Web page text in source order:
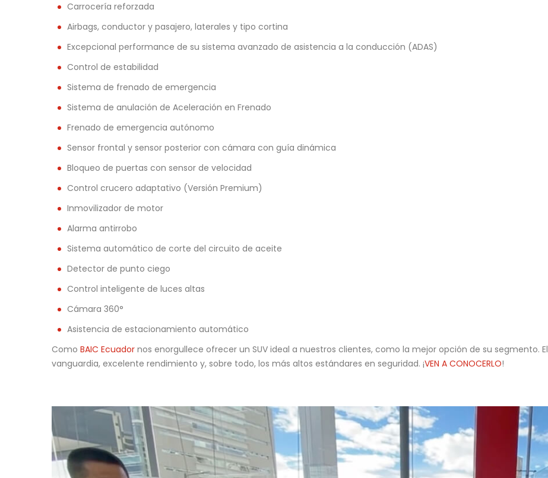
Carrocería reforzada
Airbags, conductor y pasajero, laterales y tipo cortina
Excepcional performance de su sistema avanzado de asistencia a la conducción (ADAS)
Control de estabilidad
Sistema de frenado de emergencia
Sistema de anulación de Aceleración en Frenado
Frenado de emergencia autónomo
Sensor frontal y sensor posterior con cámara con guía dinámica
Bloqueo de puertas con sensor de velocidad
Control crucero adaptativo (Versión Premium)
Inmovilizador de motor
Alarma antirrobo
Sistema automático de corte del circuito de aceite
Detector de punto ciego
Control inteligente de luces altas
Cámara 360°
Asistencia de estacionamiento automático
Como BAIC Ecuador nos enorgullece ofrecer un SUV ideal a nuestros clientes, como la mejor opción de su segmento. El
vanguardia, excelente rendimiento y, sobre todo, los más altos estándares en seguridad. ¡VEN A CONOCERLO!